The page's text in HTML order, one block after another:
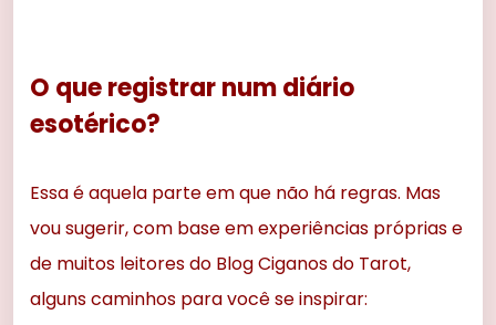
O que registrar num diário
esotérico?
Essa é aquela parte em que não há regras. Mas
vou sugerir, com base em experiências próprias e
de muitos leitores do Blog Ciganos do Tarot,
alguns caminhos para você se inspirar: